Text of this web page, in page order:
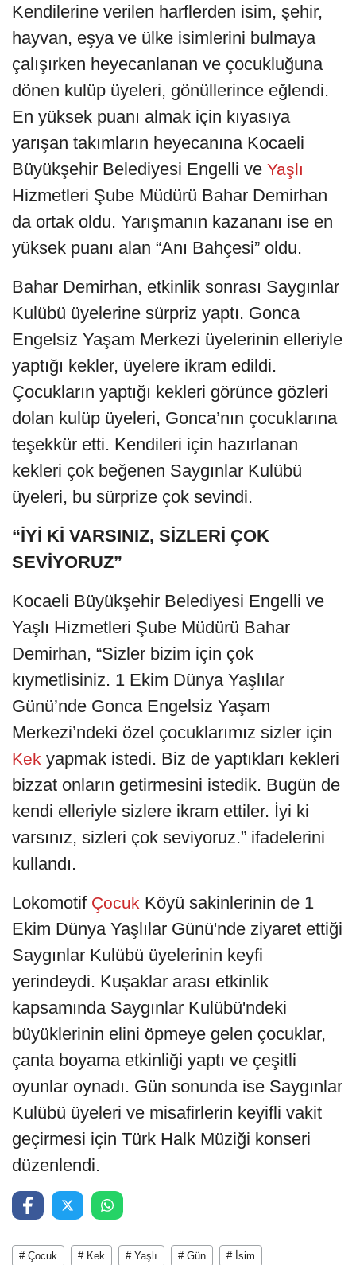
Kendilerine verilen harflerden isim, şehir,
hayvan, eşya ve ülke isimlerini bulmaya
çalışırken heyecanlanan ve çocukluğuna
dönen kulüp üyeleri, gönüllerince eğlendi.
En yüksek puanı almak için kıyasıya
yarışan takımların heyecanına Kocaeli
Büyükşehir Belediyesi Engelli ve Yaşlı
Hizmetleri Şube Müdürü Bahar Demirhan
da ortak oldu. Yarışmanın kazananı ise en
yüksek puanı alan “Anı Bahçesi” oldu.
Bahar Demirhan, etkinlik sonrası Saygınlar
Kulübü üyelerine sürpriz yaptı. Gonca
Engelsiz Yaşam Merkezi üyelerinin elleriyle
yaptığı kekler, üyelere ikram edildi.
Çocukların yaptığı kekleri görünce gözleri
dolan kulüp üyeleri, Gonca’nın çocuklarına
teşekkür etti. Kendileri için hazırlanan
kekleri çok beğenen Saygınlar Kulübü
üyeleri, bu sürprize çok sevindi.
“İYİ Kİ VARSINIZ, SİZLERİ ÇOK
SEVİYORUZ”
Kocaeli Büyükşehir Belediyesi Engelli ve
Yaşlı Hizmetleri Şube Müdürü Bahar
Demirhan, “Sizler bizim için çok
kıymetlisiniz. 1 Ekim Dünya Yaşlılar
Günü’nde Gonca Engelsiz Yaşam
Merkezi’ndeki özel çocuklarımız sizler için
Kek yapmak istedi. Biz de yaptıkları kekleri
bizzat onların getirmesini istedik. Bugün de
kendi elleriyle sizlere ikram ettiler. İyi ki
varsınız, sizleri çok seviyoruz.” ifadelerini
kullandı.
LokomotifÇocuk Köyü sakinlerinin de 1
Ekim Dünya Yaşlılar Günü'nde ziyaret ettiği
Saygınlar Kulübü üyelerinin keyfi
yerindeydi. Kuşaklar arası etkinlik
kapsamında Saygınlar Kulübü'ndeki
büyüklerinin elini öpmeye gelen çocuklar,
çanta boyama etkinliği yaptı ve çeşitli
oyunlar oynadı. Gün sonunda ise Saygınlar
Kulübü üyeleri ve misafirlerin keyifli vakit
geçirmesi için Türk Halk Müziği konseri
düzenlendi.
# Çocuk # Kek # Yaşlı # Gün # İsim